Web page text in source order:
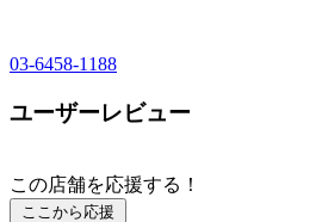
03-6458-1188
ユーザーレビュー
この店舗を応援する！
ここから応援